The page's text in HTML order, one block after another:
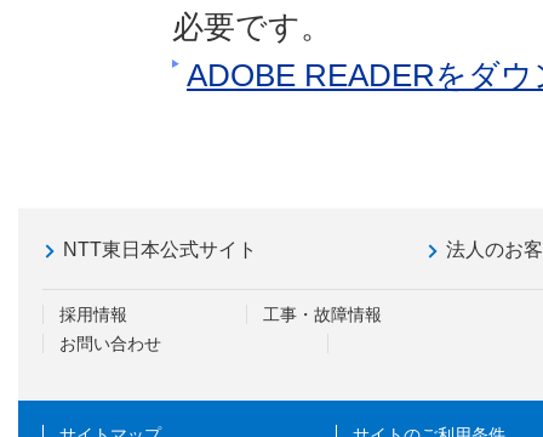
必要です。
ADOBE READERをダ
NTT東日本公式サイト 法人のお
採用情報
工事・故障情報
お問い合わせ